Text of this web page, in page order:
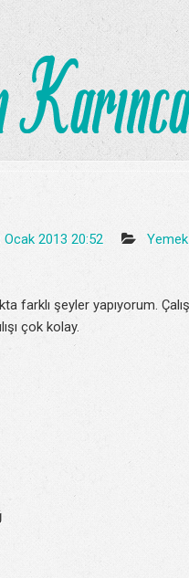
Ocak 2013 20:52 Yemek
farklı şeyler yapıyorum.
çok kolay.